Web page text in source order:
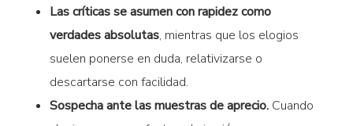
Las críticas se asumen con rapidez como
verdades absolutas, mientras que los elogios
suelen ponerse en duda, relativizarse o
descartarse con facilidad.
Sospecha ante las muestras de aprecio.Cuando